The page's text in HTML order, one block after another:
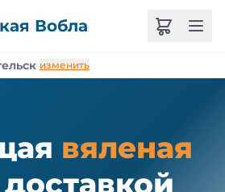
Вобла
изменить
вяленая
доставкой